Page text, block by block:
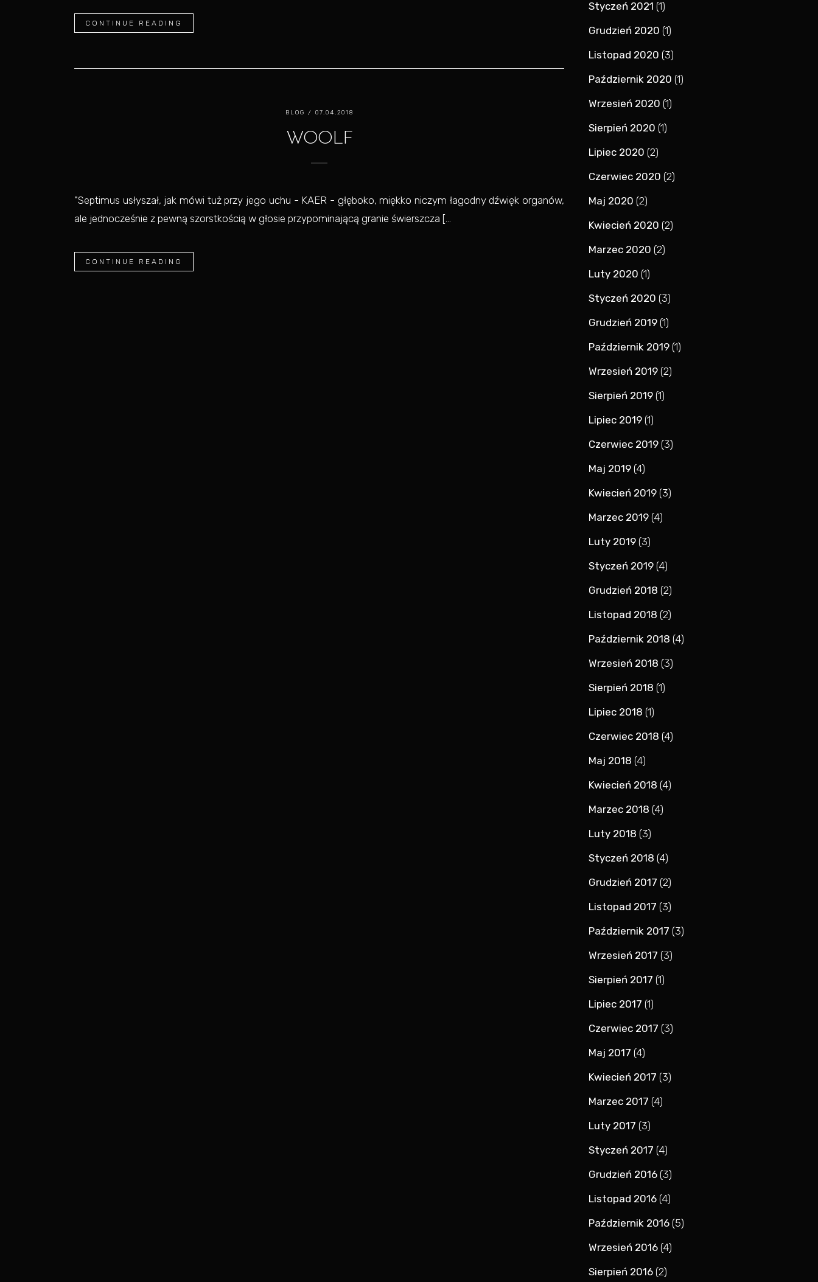
CONTINUE READING
BLOG / 07.04.2018
WOOLF
"Septimus usłyszał, jak mówi tuż przy jego uchu - KAER - głęboko, miękko niczym łagodny dźwięk organów,
ale jednocześnie z pewną szorstkością w głosie przypominającą granie świerszcza [...
CONTINUE READING
Styczeń 2021 (1)
Grudzień 2020 (1)
Listopad 2020 (3)
Październik 2020 (1)
Wrzesień 2020 (1)
Sierpień 2020 (1)
Lipiec 2020 (2)
Czerwiec 2020 (2)
Maj 2020 (2)
Kwiecień 2020 (2)
Marzec 2020 (2)
Luty 2020 (1)
Styczeń 2020 (3)
Grudzień 2019 (1)
Październik 2019 (1)
Wrzesień 2019 (2)
Sierpień 2019 (1)
Lipiec 2019 (1)
Czerwiec 2019 (3)
Maj 2019 (4)
Kwiecień 2019 (3)
Marzec 2019 (4)
Luty 2019 (3)
Styczeń 2019 (4)
Grudzień 2018 (2)
Listopad 2018 (2)
Październik 2018 (4)
Wrzesień 2018 (3)
Sierpień 2018 (1)
Lipiec 2018 (1)
Czerwiec 2018 (4)
Maj 2018 (4)
Kwiecień 2018 (4)
Marzec 2018 (4)
Luty 2018 (3)
Styczeń 2018 (4)
Grudzień 2017 (2)
Listopad 2017 (3)
Październik 2017 (3)
Wrzesień 2017 (3)
Sierpień 2017 (1)
Lipiec 2017 (1)
Czerwiec 2017 (3)
Maj 2017 (4)
Kwiecień 2017 (3)
Marzec 2017 (4)
Luty 2017 (3)
Styczeń 2017 (4)
Grudzień 2016 (3)
Listopad 2016 (4)
Październik 2016 (5)
Wrzesień 2016 (4)
Sierpień 2016 (2)